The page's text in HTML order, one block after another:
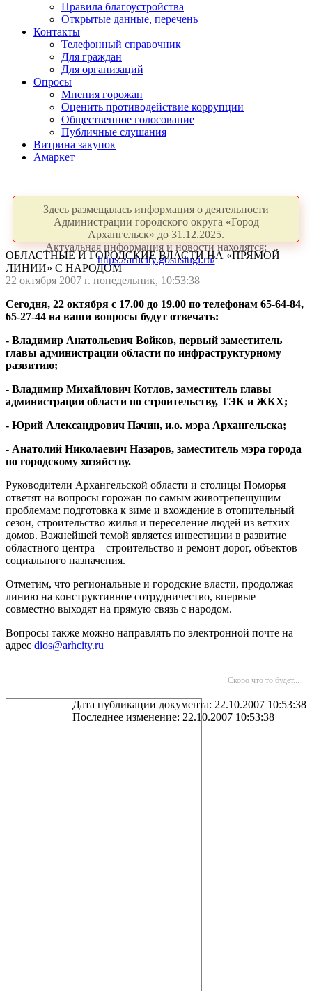
Правила благоустройства
Открытые данные, перечень
Контакты
Телефонный справочник
Для граждан
Для организаций
Опросы
Мнения горожан
Оценить противодействие коррупции
Общественное голосование
Публичные слушания
Витрина закупок
Амаркет
Здесь размещалась информация о деятельности
Администрации городского округа «Город
Архангельск» до 31.12.2025.
Актуальная информация и новости находятся:
https://arhcity.gosuslugi.ru/
ОБЛАСТНЫЕ И ГОРОДСКИЕ ВЛАСТИ НА «ПРЯМОЙ
ЛИНИИ» С НАРОДОМ
22 октября 2007 г. понедельник, 10:53:38
Сегодня, 22 октября с 17.00 до 19.00 по телефонам 65-64-84,
65-27-44 на ваши вопросы будут отвечать:
- Владимир Анатольевич Войков, первый заместитель
главы администрации области по инфраструктурному
развитию;
- Владимир Михайлович Котлов, заместитель главы
администрации области по строительству, ТЭК и ЖКХ;
- Юрий Александрович Пачин, и.о. мэра Архангельска;
- Анатолий Николаевич Назаров, заместитель мэра города
по городскому хозяйству.
Руководители Архангельской области и столицы Поморья
ответят на вопросы горожан по самым животрепещущим
проблемам: подготовка к зиме и вхождение в отопительный
сезон, строительство жилья и переселение людей из ветхих
домов. Важнейшей темой является инвестиции в развитие
областного центра – строительство и ремонт дорог, объектов
социального назначения.
Отметим, что региональные и городские власти, продолжая
линию на конструктивное сотрудничество, впервые
совместно выходят на прямую связь с народом.
Вопросы также можно направлять по электронной почте на
адрес dios@arhcity.ru
Скоро что то будет...
Дата публикации документа: 22.10.2007 10:53:38
Последнее изменение: 22.10.2007 10:53:38